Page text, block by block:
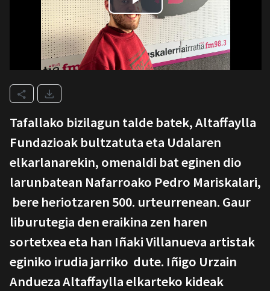
Tafallako bizilagun talde batek, Altaffaylla
Fundazioak bultzatuta eta Udalaren
elkarlanarekin, omenaldi bat eginen dio
larunbatean Nafarroako Pedro Mariskalari,
bere heriotzaren 500. urteurrenean. Gaur
liburutegia den eraikina zen haren
sortetxea eta han Iñaki Villanueva artistak
eginiko irudia jarriko dute. Iñigo Urzain
Andueza Altaffaylla elkarteko kideak